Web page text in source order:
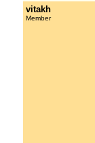
vitakh
Member